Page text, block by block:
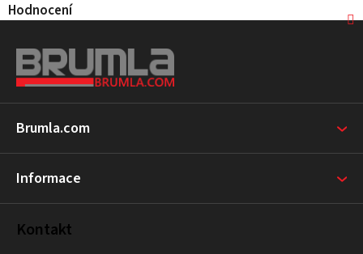
Hodnocení
a
í
Brumla.com
Informace
Kontakt